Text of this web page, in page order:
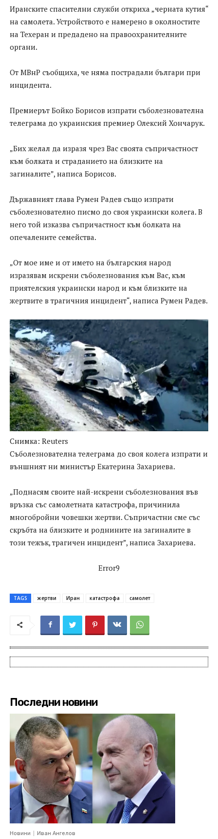
Иранските спасителни служби откриха „черната кутия“
на самолета. Устройството е намерено в околностите
на Техеран и предадено на правоохранителните
органи.
От МВнР съобщиха, че няма пострадали българи при
инцидента.
Премиерът Бойко Борисов изпрати съболезнователна
телеграма до украинския премиер Олексий Хончарук.
„Бих желал да изразя чрез Вас своята съпричастност
към болката и страданието на близките на
загиналите”, написа Борисов.
Държавният глава Румен Радев също изпрати
съболезнователно писмо до своя украински колега. В
него той изказва съпричастност към болката на
опечалените семейства.
„От мое име и от името на българския народ
изразявам искрени съболезнования към Вас, към
приятелския украински народ и към близките на
жертвите в трагичния инцидент“, написа Румен Радев.
Снимка: Reuters
Съболезнователна телеграма до своя колега изпрати и
външният ни министър Екатерина Захариева.
„Поднасям своите най-искрени съболезнования във
връзка със самолетната катастрофа, причинила
многобройни човешки жертви. Съпричастни сме със
скръбта на близките и роднините на загиналите в
този тежък, трагичен инцидент”, написа Захариева.
Error9
TAGS жертви Иран катастрофа самолет
Последни новини
Новини Иван Ангелов